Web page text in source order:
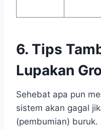
6. Tips
Lupakan
Sehebat apa pun
sistem akan gagal
(pembumian)